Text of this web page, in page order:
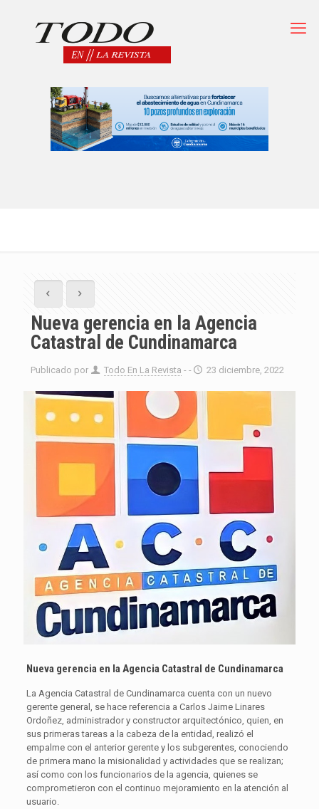
Nueva gerencia en la Agencia
Catastral de Cundinamarca
Publicado por Todo En La Revista - - 23 diciembre, 2022
Nueva gerencia en la Agencia Catastral de Cundinamarca
La Agencia Catastral de Cundinamarca cuenta con un nuevo
gerente general, se hace referencia a Carlos Jaime Linares
Ordoñez, administrador y constructor arquitectónico, quien, en
sus primeras tareas a la cabeza de la entidad, realizó el
empalme con el anterior gerente y los subgerentes, conociendo
de primera mano la misionalidad y actividades que se realizan;
así como con los funcionarios de la agencia, quienes se
comprometieron con el continuo mejoramiento en la atención al
usuario.